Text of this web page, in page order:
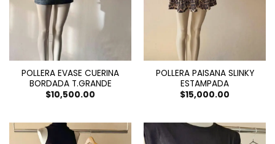
POLLERA EVASE CUERINA
BORDADA T.GRANDE
$10,500.00
POLLERA PAISANA SLINKY
ESTAMPADA
$15,000.00